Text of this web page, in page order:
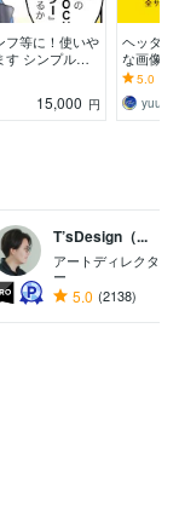
フ等に！使いや
シンプルで
受けする漫画
15,000 円
ヘッダ
な画像
ラン】
ザイン
5.0
yuuri
T’sDesign（...
アートディレクター
ー
5.0 (2138)